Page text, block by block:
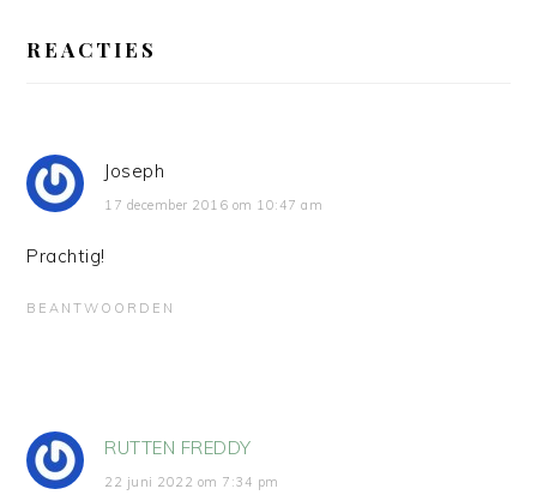
INTERACTIES
REACTIES
Joseph
17 december 2016 om 10:47 am
Prachtig!
BEANTWOORDEN
RUTTEN FREDDY
22 juni 2022 om 7:34 pm